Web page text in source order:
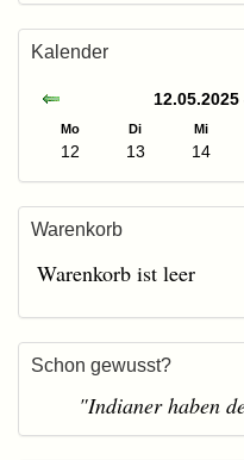
Kalender
Mo Di Mi
12 13 14
Warenkorb
Warenkorb ist leer
Schon gewusst?
"Indianer haben